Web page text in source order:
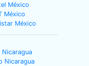
México
México
México
Nicaragua
Nicaragua